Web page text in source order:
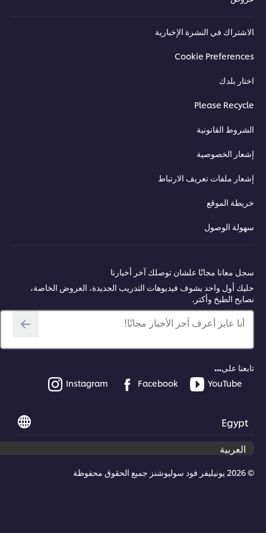
في النشرة الإخبارية
Cookie
بلدك
Please
القانونية
الخصوصية
ملفات تعريف الارتباط
الموقع
الوصول
معانا مجانًا علشان توصلك آخر أخبارنا
أول واحد يشوف فيديوهات التدريب الجديدة، العروض الخاصة،
الطبخ وأكتر.
أنا عايز أعرف آخر الأخبار مجانًا!
على...
YouTube
Facebook
Instagram